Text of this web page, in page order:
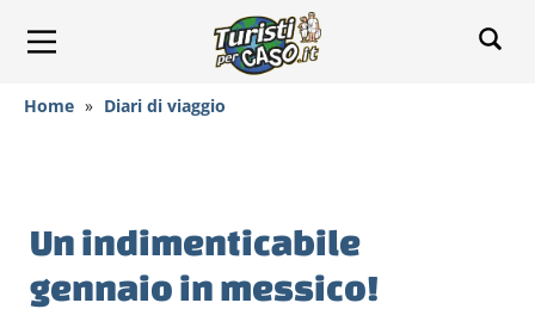
Home » Diari di viaggio
Un indimenticabile
gennaio in messico!